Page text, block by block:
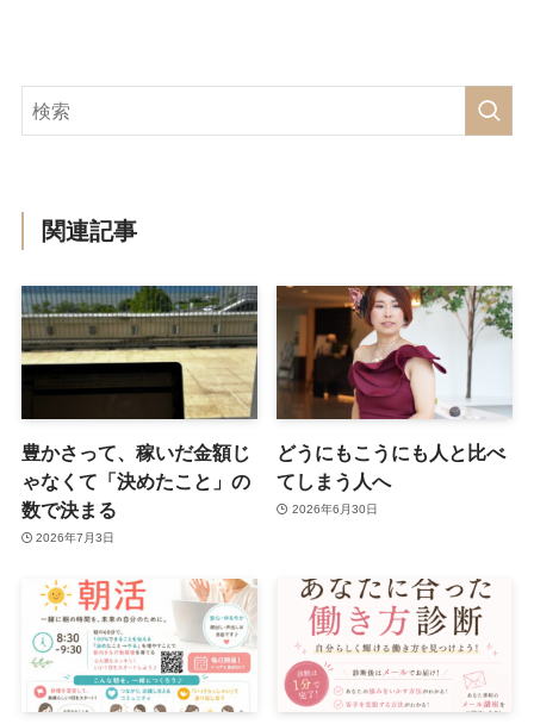
関連記事
豊かさって、稼いだ金額じ
ゃなくて「決めたこと」の
数で決まる
2026年7月3日
どうにもこうにも人と比べ
てしまう人へ
2026年6月30日